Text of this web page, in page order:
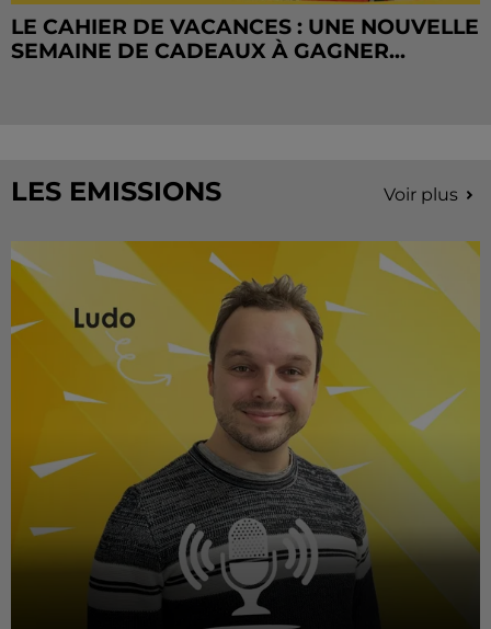
LE CAHIER DE VACANCES : UNE NOUVELLE
SEMAINE DE CADEAUX À GAGNER...
LES EMISSIONS Voir plus